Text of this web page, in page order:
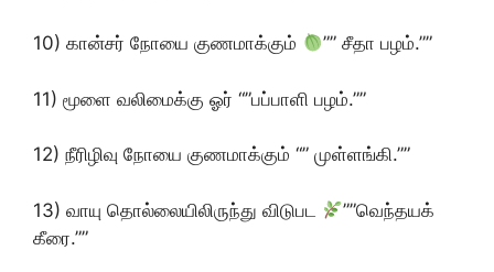
10) கான்சர் நோயை குணமாக்கும் ”” சீதா பழம்.””
11) மூளை வலிமைக்கு ஓர் “”பப்பாளி பழம்.””
12) நீரிழிவு நோயை குணமாக்கும் “” முள்ளங்கி.””
13) வாயு தொல்லையிலிருந்து விடுபட
””வெந்தயக்
கீரை.””